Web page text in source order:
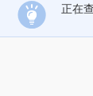
正在